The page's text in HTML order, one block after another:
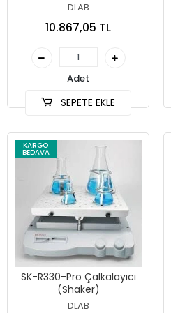
DLAB
10.867,05 TL
Adet
SEPETE EKLE
KARGO
BEDAVA
SK-R330-Pro Çalkalayıcı
(Shaker)
DLAB